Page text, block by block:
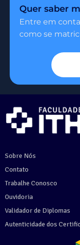
Quer saber
Entre em
como se
Sobre Nós
Contato
Trabalhe Conosco
Ouvidoria
Validador de Diplomas
Autenticidade dos